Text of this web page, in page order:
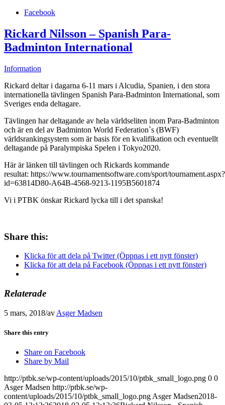
Facebook
Rickard Nilsson – Spanish Para-
Badminton International
Information
Rickard deltar i dagarna 6-11 mars i Alcudia, Spanien, i den stora
internationella tävlingen Spanish Para-Badminton International, som
Sveriges enda deltagare.
Tävlingen har deltagande av hela världseliten inom Para-Badminton
och är en del av Badminton World Federation`s (BWF)
världsrankingsystem som är basis för en kvalifikation och eventuellt
deltagande på Paralympiska Spelen i Tokyo2020.
Här är länken till tävlingen och Rickards kommande
resultat: https://www.tournamentsoftware.com/sport/tournament.aspx?
id=63814D80-A64B-4568-9213-1195B5601874
Vi i PTBK önskar Rickard lycka till i det spanska!
Share this:
Klicka för att dela på Twitter (Öppnas i ett nytt fönster)
Klicka för att dela på Facebook (Öppnas i ett nytt fönster)
Relaterade
5 mars, 2018/av Asger Madsen
Share this entry
Share on Facebook
Share by Mail
http://ptbk.se/wp-content/uploads/2015/10/ptbk_small_logo.png 0 0
Asger Madsen http://ptbk.se/wp-
content/uploads/2015/10/ptbk_small_logo.png Asger Madsen2018-